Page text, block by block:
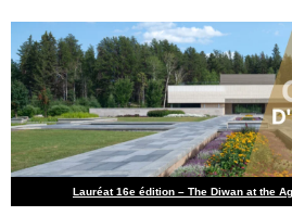
Lauréat 16e édition – The Diwan at the